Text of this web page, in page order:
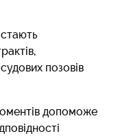
позовів
допоможе